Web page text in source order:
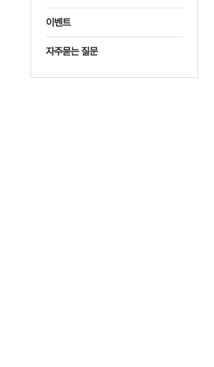
이벤트
자주묻는 질문